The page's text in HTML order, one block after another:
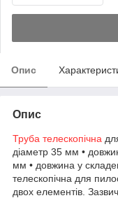
Опис
Опис
Труба телескопічна
діаметр 35 мм •
мм • довжина у
телескопічна для
двох елементів.